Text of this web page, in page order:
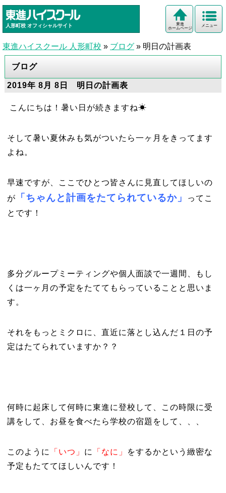
人形町校 オフィシャルサイト メニュー
東進
ホームページ
東進ハイスクール 人形町校 » ブログ » 明日の計画表
ブログ
2019年 8月 8日 明日の計画表
こんにちは！暑い日が続きますね☀
そして暑い夏休みも気がついたら一ヶ月をきってます
よね。
早速ですが、ここでひとつ皆さんに見直してほしいの
が
「ちゃんと計画をたてられているか」
ってこ
とです！
多分グループミーティングや個人面談で一週間、もし
くは一ヶ月の予定をたててもらっていることと思いま
す。
それをもっとミクロに、直近に落とし込んだ１日の予
定はたてられていますか？？
何時に起床して何時に東進に登校して、この時限に受
講をして、お昼を食べたら学校の宿題をして、、、
このように 「いつ」 に 「なに」
をするかという緻密な
予定もたててほしいんです！